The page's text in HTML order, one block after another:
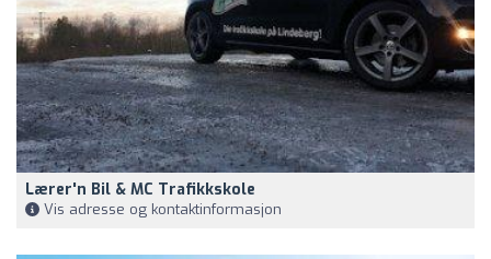
Lærer'n Bil & MC Trafikkskole
Vis adresse og kontaktinformasjon